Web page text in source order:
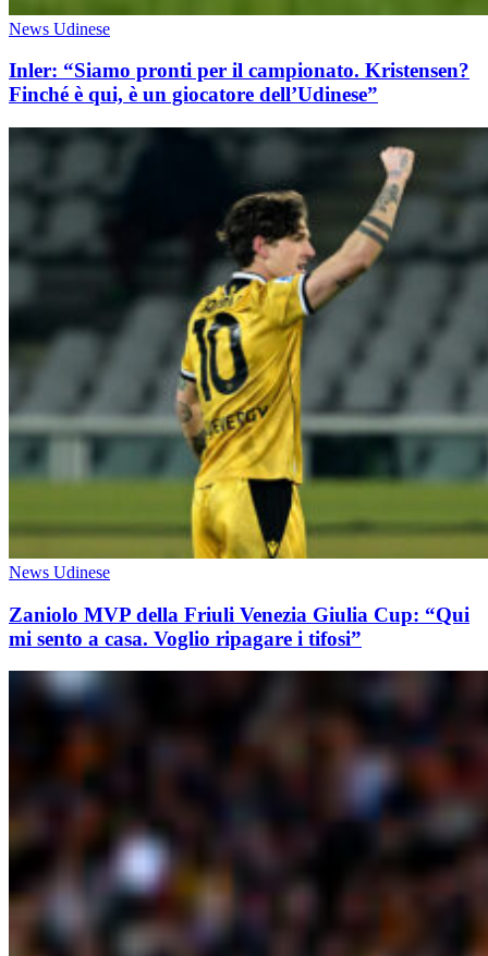
News Udinese
Inler: “Siamo pronti per il campionato. Kristensen?
Finché è qui, è un giocatore dell’Udinese”
News Udinese
Zaniolo MVP della Friuli Venezia Giulia Cup: “Qui
mi sento a casa. Voglio ripagare i tifosi”